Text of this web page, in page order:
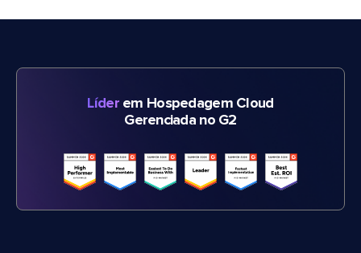
Líderem Hospedagem Cloud
Gerenciada no G2